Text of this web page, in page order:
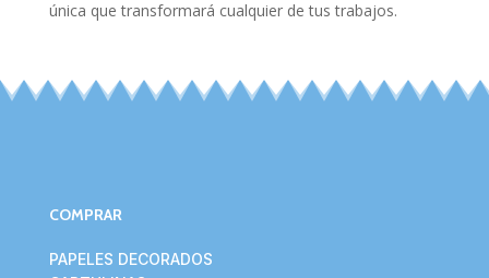
única que transformará cualquier de tus trabajos.
COMPRAR
PAPELES DECORADOS